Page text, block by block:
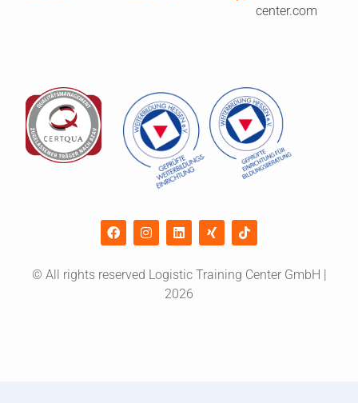
center.com
© All rights reserved Logistic Training Center GmbH |
2026